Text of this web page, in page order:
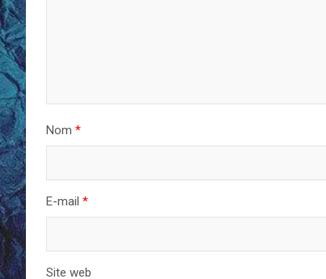
Nom *
E-mail *
Site web